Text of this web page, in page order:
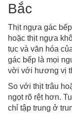
Bắc
Thịt ngựa gác
hoặc thịt ngựa
tục và văn hóa
gác bếp là mọi
vời với hương vị
So với thịt trâu
ngọt rõ rệt hơn.
chỉ tập trung ở